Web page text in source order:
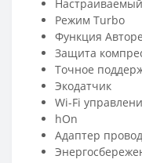
Режим Turbo
Функция
Защита
Точное
Экодатчик
Wi-Fi
hOn
Адаптер